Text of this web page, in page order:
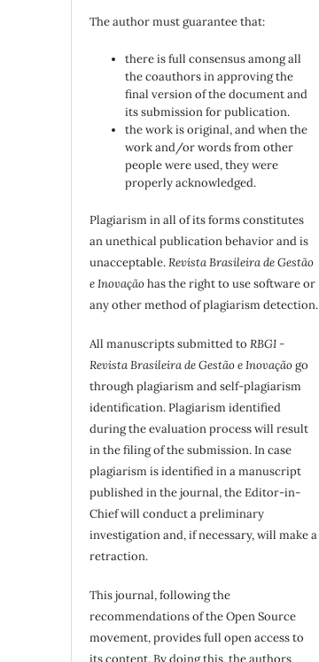
The author must guarantee that:
there is full consensus among all
the coauthors in approving the
final version of the document and
its submission for publication.
the work is original, and when the
work and/or words from other
people were used, they were
properly acknowledged.
Plagiarism in all of its forms constitutes
an unethical publication behavior and is
unacceptable.Revista Brasileira de Gestão
e Inovaçãohas the right to use software or
any other method of plagiarism detection.
All manuscripts submitted toRBGI -
Revista Brasileira de Gestão e Inovaçãogo
through plagiarism and self-plagiarism
identification. Plagiarism identified
during the evaluation process will result
in the filing of the submission. In case
plagiarism is identified in a manuscript
published in the journal, the Editor-in-
Chief will conduct a preliminary
investigation and, if necessary, will make a
retraction.
This journal, following the
recommendations of the Open Source
movement, provides full open access to